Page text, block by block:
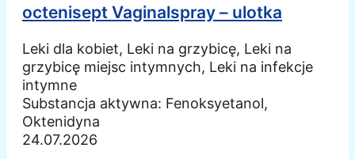
octenisept Vaginalspray – ulotka
Leki dla kobiet, Leki na grzybicę, Leki na
grzybicę miejsc intymnych, Leki na infekcje
intymne
Substancja aktywna: Fenoksyetanol,
Oktenidyna
24.07.2026